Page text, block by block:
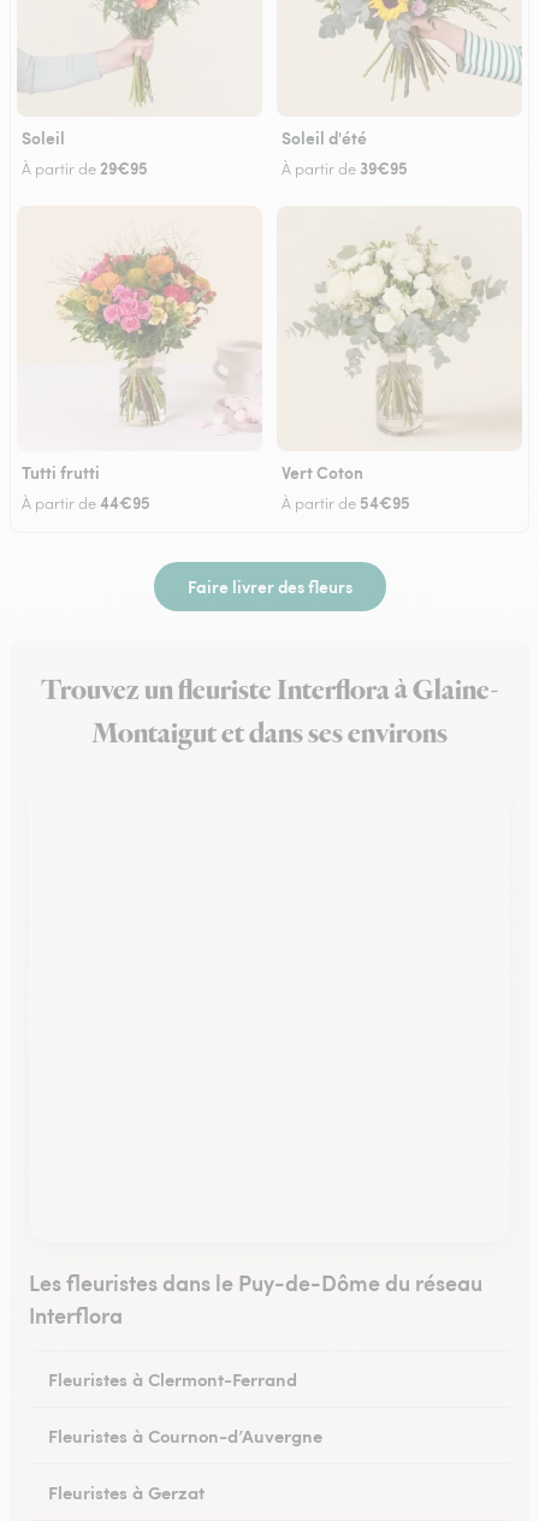
Soleil
À partir de 29€95
Soleil d'été
À partir de 39€95
Tutti frutti
À partir de44€95
Vert Coton
À partir de 54€95
Faire livrer des fleurs
Trouvez un fleuriste Interflora à Glaine-
Montaigut et dans ses environs
Les fleuristes dans le Puy-de-Dôme du réseau
Interflora
Fleuristes à Clermont-Ferrand
Fleuristes à Cournon-d’Auvergne
Fleuristes à Gerzat